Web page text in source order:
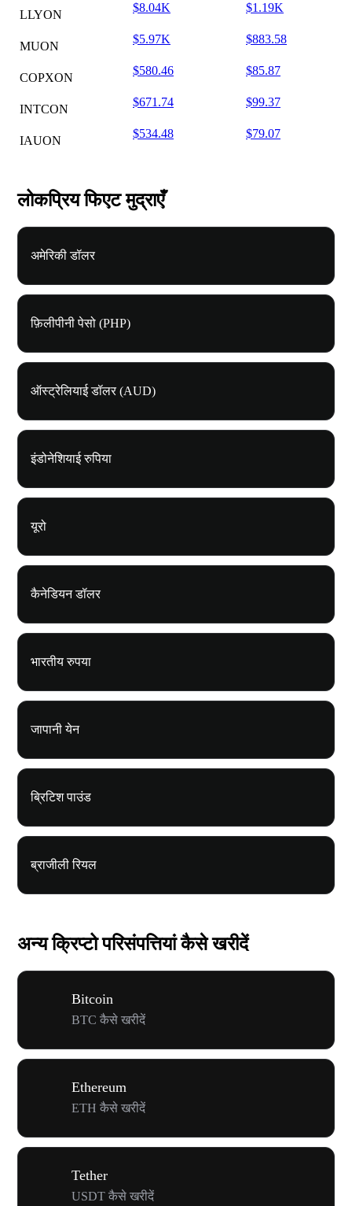
LLYON
$8.04K $1.19K
MUON
$5.97K $883.58
COPXON
$580.46 $85.87
INTCON
$671.74 $99.37
IAUON
$534.48 $79.07
लोकप्रिय फिएट मुद्राएँ
अमेरिकी डॉलर
फ़िलीपीनी पेसो (PHP)
ऑस्ट्रेलियाई डॉलर (AUD)
इंडोनेशियाई रुपिया
यूरो
कैनेडियन डॉलर
भारतीय रुपया
जापानी येन
ब्रिटिश पाउंड
ब्राजीली रियल
अन्य क्रिप्टो परिसंपत्तियां कैसे खरीदें
Bitcoin
BTC कैसे खरीदें
Ethereum
ETH कैसे खरीदें
Tether
USDT कैसे खरीदें